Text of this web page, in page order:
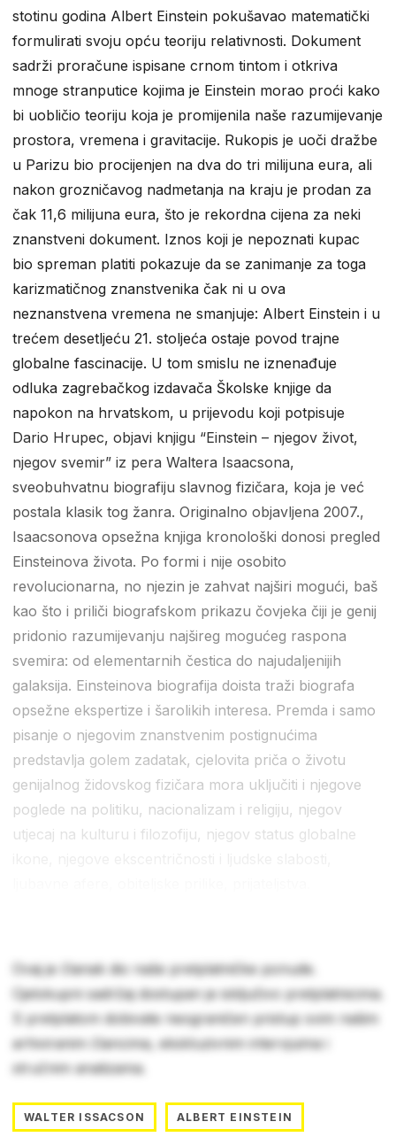
stotinu godina Albert Einstein pokušavao matematički
formulirati svoju opću teoriju relativnosti. Dokument
sadrži proračune ispisane crnom tintom i otkriva
mnoge stranputice kojima je Einstein morao proći kako
bi uobličio teoriju koja je promijenila naše razumijevanje
prostora, vremena i gravitacije. Rukopis je uoči dražbe
u Parizu bio procijenjen na dva do tri milijuna eura, ali
nakon grozničavog nadmetanja na kraju je prodan za
čak 11,6 milijuna eura, što je rekordna cijena za neki
znanstveni dokument. Iznos koji je nepoznati kupac
bio spreman platiti pokazuje da se zanimanje za toga
karizmatičnog znanstvenika čak ni u ova
neznanstvena vremena ne smanjuje: Albert Einstein i u
trećem desetljeću 21. stoljeća ostaje povod trajne
globalne fascinacije. U tom smislu ne iznenađuje
odluka zagrebačkog izdavača Školske knjige da
napokon na hrvatskom, u prijevodu koji potpisuje
Dario Hrupec, objavi knjigu “Einstein – njegov život,
njegov svemir” iz pera Waltera Isaacsona,
sveobuhvatnu biografiju slavnog fizičara, koja je već
postala klasik tog žanra. Originalno objavljena 2007.,
Isaacsonova opsežna knjiga kronološki donosi pregled
Einsteinova života. Po formi i nije osobito
revolucionarna, no njezin je zahvat najširi mogući, baš
kao što i priliči biografskom prikazu čovjeka čiji je genij
pridonio razumijevanju najšireg mogućeg raspona
svemira: od elementarnih čestica do najudaljenijih
galaksija. Einsteinova biografija doista traži biografa
opsežne ekspertize i šarolikih interesa. Premda i samo
pisanje o njegovim znanstvenim postignućima
predstavlja golem zadatak, cjelovita priča o životu
genijalnog židovskog fizičara mora uključiti i njegove
poglede na politiku, nacionalizam i religiju, njegov
utjecaj na kulturu i filozofiju, njegov status globalne
Ovaj je članak dio naše pretplatničke ponude.
Cjelokupni sadržaj dostupan je isključivo pretplatnicima.
S pretplatom dobivate neograničen pristup svim našim
arhiviranim člancima, ekskluzivnim intervjuima i
stručnim analizama.
WALTER ISSACSON ALBERT EINSTEIN